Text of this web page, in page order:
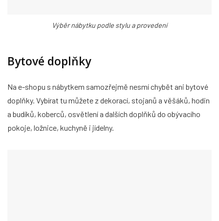
Výběr nábytku podle stylu a provedení
Bytové doplňky
Na e-shopu s nábytkem samozřejmě nesmí chybět ani bytové
doplňky. Vybírat tu můžete z dekorací, stojanů a věšáků, hodin
a budíků, koberců, osvětlení a dalších doplňků do obývacího
pokoje, ložnice, kuchyně i jídelny.